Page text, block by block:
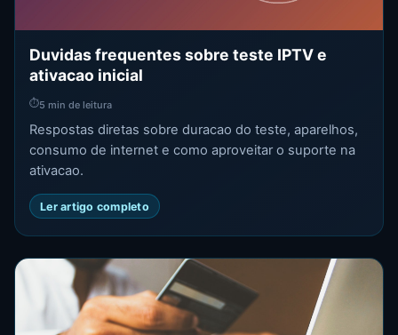
Duvidas frequentes sobre teste IPTV e
ativacao inicial
⏱5 min de leitura
Respostas diretas sobre duracao do teste, aparelhos,
consumo de internet e como aproveitar o suporte na
ativacao.
Ler artigo completo